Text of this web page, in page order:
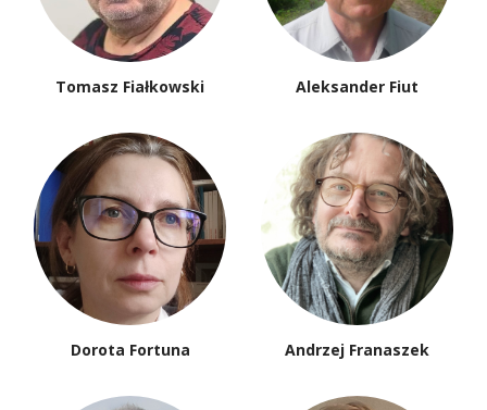
Tomasz Fiałkowski Aleksander Fiut
Dorota Fortuna Andrzej Franaszek